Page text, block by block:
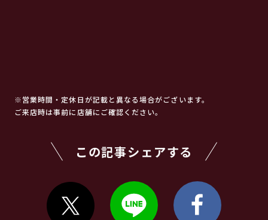
※営業時間・定休日が記載と異なる場合がございます。
ご来店時は事前に店舗にご確認ください。
この記事シェアする